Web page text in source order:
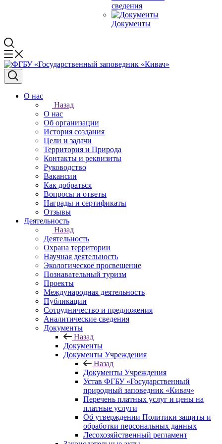
сведения
Документы
О нас
Назад
О нас
Об организации
История создания
Цели и задачи
Территория и Природа
Контакты и реквизиты
Руководство
Вакансии
Как добраться
Вопросы и ответы
Награды и сертификаты
Отзывы
Деятельность
Назад
Деятельность
Охрана территории
Научная деятельность
Экологическое просвещение
Познавательный туризм
Проекты
Международная деятельность
Публикации
Сотрудничество и предложения
Аналитические сведения
Документы
Назад
Документы
Документы Учреждения
Назад
Документы Учреждения
Устав ФГБУ «Государственный
природный заповедник «Кивач»
Перечень платных услуг и цены на
платные услуги
Об утверждении Политики защиты и
обработки персональных данных
Лесохозяйственный регламент